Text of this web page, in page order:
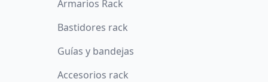
Armarios Rack
Bastidores rack
Guías y bandejas
Accesorios rack